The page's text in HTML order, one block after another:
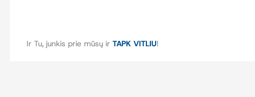
Ir Tu, junkis prie mūsų irTAPK VITLIU!